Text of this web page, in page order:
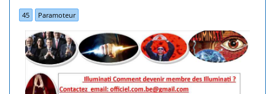
45 Paramoteur